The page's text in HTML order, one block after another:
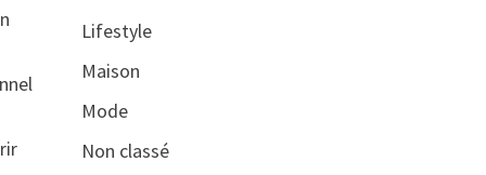
Lifestyle
Maison
Mode
Non classé